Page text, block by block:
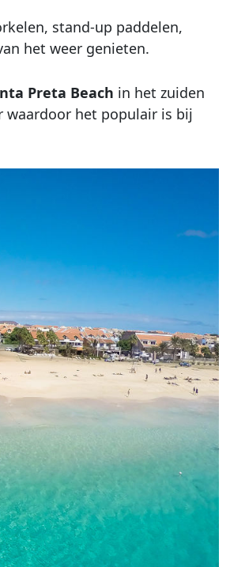
stand-up paddelen,
het weer genieten.
Preta Beach in het zuiden
waardoor het populair is bij